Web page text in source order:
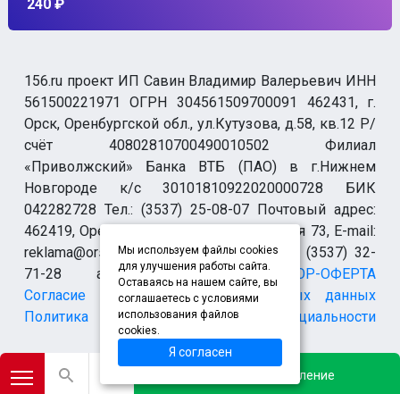
240 ₽
Добавить объявление
156.ru проект ИП Савин Владимир Валерьевич ИНН
561500221971 ОГРН 304561509700091 462431, г.
Орск, Оренбургской обл., ул.Кутузова, д.58, кв.12 Р/
счёт 40802810700490010502 Филиал
«Приволжский» Банка ВТБ (ПАО) в г.Нижнем
Новгороде к/с 30101810922020000728 БИК
042282728 Тел.: (3537) 25-08-07 Почтовый адрес:
462419, Оренбургская обл., г. Орск-19 а/я 73, E-mail:
reklama@orsk.ru ТЕЛЕФОН МОДЕРАЦИИ (3537) 32-
71-28 allsupport@orsk.ruДОГОВОР-ОФЕРТА
Согласие на обработку персональных данных
Политика конфиденциальности
*Instagram (запрещен на территории Российской Федерации)
Мы используем файлы cookies
для улучшения работы сайта.
Оставаясь на нашем сайте, вы
соглашаетесь с условиями
использования файлов
cookies.
Я согласен